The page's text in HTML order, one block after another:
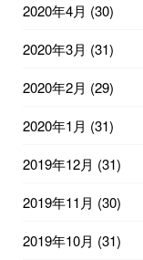
2020年4月 (30)
2020年3月 (31)
2020年2月 (29)
2020年1月 (31)
2019年12月 (31)
2019年11月 (30)
2019年10月 (31)